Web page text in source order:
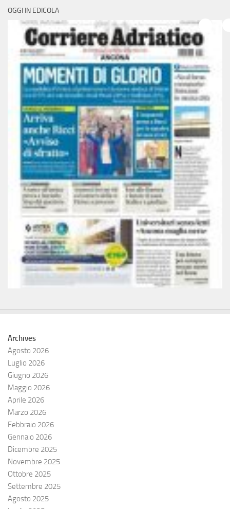
OGGI IN EDICOLA
Archives
Agosto 2026
Luglio 2026
Giugno 2026
Maggio 2026
Aprile 2026
Marzo 2026
Febbraio 2026
Gennaio 2026
Dicembre 2025
Novembre 2025
Ottobre 2025
Settembre 2025
Agosto 2025